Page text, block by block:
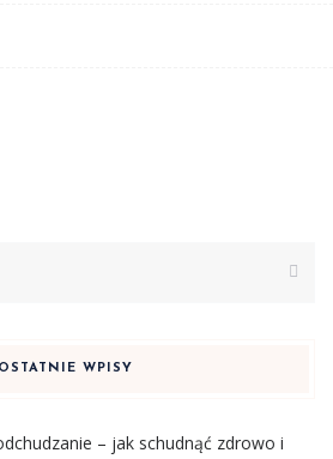
OSTATNIE WPISY
– jak schudnąć zdrowo i